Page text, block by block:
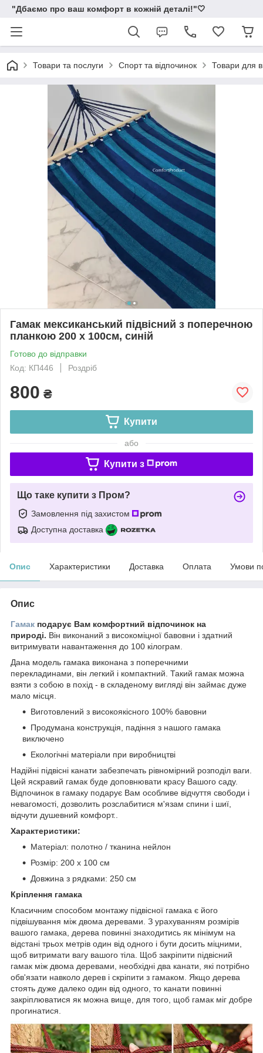
"Дбаємо про ваш комфорт в кожній деталі!"🤍
Товари та послуги Спорт та відпочинок Товари для
Гамак мексиканський підвісний з поперечною
планкою 200 х 100см, синій
Готово до відправки
Код: КП446
Роздріб
800 ₴
Купити
або
Купити з
Що таке купити з Пром?
Замовлення під захистом
Доступна доставка
Опис Характеристики Доставка Оплата Умови
Опис
Гамак подарує Вам комфортний відпочинок на
природі. Він виконаний з високоміцної бавовни і здатний
витримувати навантаження до 100 кілограм.
Дана модель гамака виконана з поперечними
перекладинами, він легкий і компактний. Такий гамак можна
взяти з собою в похід - в складеному вигляді він займає дуже
мало місця.
Виготовлений з високоякісного 100% бавовни
Продумана конструкція, падіння з нашого гамака
виключено
Екологічні матеріали при виробництві
Надійні підвісні канати забезпечать рівномірний розподіл ваги.
Цей яскравий гамак буде доповнювати красу Вашого саду.
Відпочинок в гамаку подарує Вам особливе відчуття свободи і
невагомості, дозволить розслабитися м'язам спини і шиї,
відчути душевний комфорт..
Характеристики:
Матеріал: полотно / тканина нейлон
Розмір: 200 х 100 см
Довжина з рядками: 250 см
Кріплення гамака
Класичним способом монтажу підвісної гамака є його
підвішування між двома деревами. З урахуванням розмірів
вашого гамака, дерева повинні знаходитись як мінімум на
відстані трьох метрів один від одного і бути досить міцними,
щоб витримати вагу вашого тіла. Щоб закріпити підвісний
гамак між двома деревами, необхідні два канати, які потрібно
обв'язати навколо дерев і скріпити з гамаком. Якщо дерева
стоять дуже далеко один від одного, то канати повинні
закріплюватися як можна вище, для того, щоб гамак міг добре
прогинатися.